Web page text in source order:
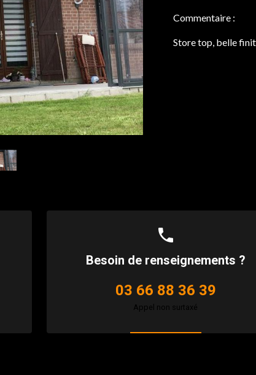
Commentaire :
Store top, belle
phone
Besoin de renseignements ?
03 66 88 36 39
Appel non surtaxé